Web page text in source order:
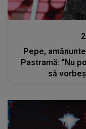
Pepe,
Pastramă: "Nu
să